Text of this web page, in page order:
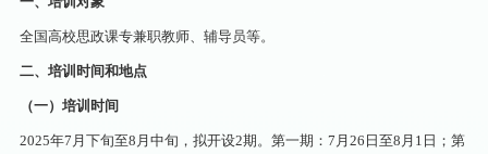
全国高校思政课专兼职教师、辅导员等。
二、培训时间和地点
（一）培训时间
2025年7月下旬至8月中旬，拟开设2期。第一期：7月26日至8月1日；第